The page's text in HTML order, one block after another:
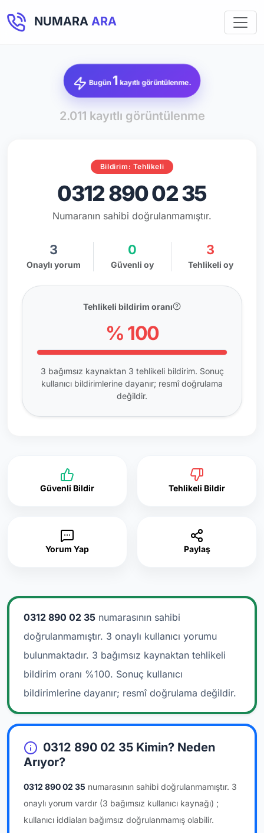
NUMARA ARA
Bugün 1 kayıtlı görüntülenme.
2.011 kayıtlı görüntülenme
Bildirim: Tehlikeli
0312 890 02 35
Numaranın sahibi doğrulanmamıştır.
3
Onaylı yorum
0
Güvenli oy
3
Tehlikeli oy
Tehlikeli bildirim oranı
% 100
3 bağımsız kaynaktan 3 tehlikeli bildirim. Sonuç
kullanıcı bildirimlerine dayanır; resmî doğrulama
değildir.
Güvenli Bildir Tehlikeli Bildir
Yorum Yap Paylaş
0312 890 02 35 numarasının sahibi
doğrulanmamıştır. 3 onaylı kullanıcı yorumu
bulunmaktadır. 3 bağımsız kaynaktan tehlikeli
bildirim oranı %100. Sonuç kullanıcı
bildirimlerine dayanır; resmî doğrulama değildir.
0312 890 02 35 Kimin? Neden
Arıyor?
0312 890 02 35 numarasının sahibi doğrulanmamıştır. 3
onaylı yorum vardır (3 bağımsız kullanıcı kaynağı) ;
kullanıcı iddiaları bağımsız doğrulanmamış olabilir.